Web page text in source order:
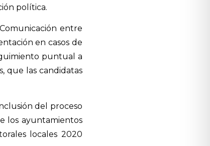
política.
entre
en casos de
puntual a
que las candidatas
del proceso
los ayuntamientos
locales 2020